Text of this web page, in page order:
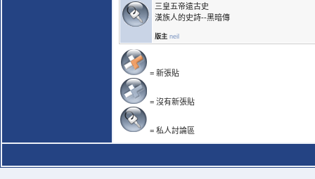
三皇五帝遠古史
漢族人的史詩--黑暗傳
版主 neil
= 新張貼
= 沒有新張貼
= 私人討論區